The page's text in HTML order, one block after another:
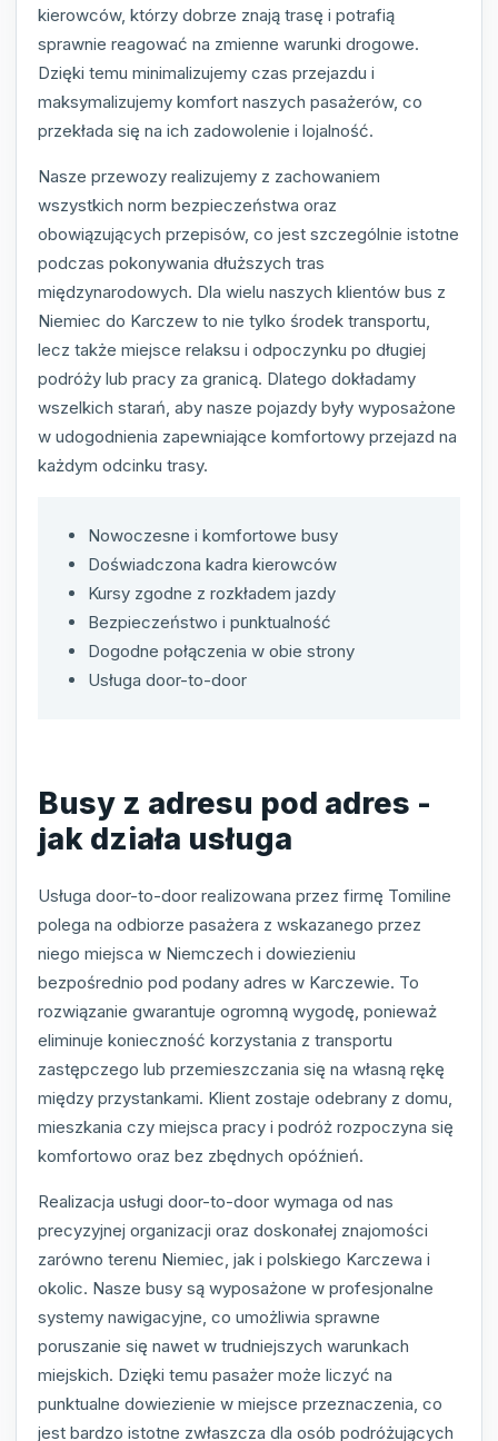
kierowców, którzy dobrze znają trasę i potrafią
sprawnie reagować na zmienne warunki drogowe.
Dzięki temu minimalizujemy czas przejazdu i
maksymalizujemy komfort naszych pasażerów, co
przekłada się na ich zadowolenie i lojalność.
Nasze przewozy realizujemy z zachowaniem
wszystkich norm bezpieczeństwa oraz
obowiązujących przepisów, co jest szczególnie istotne
podczas pokonywania dłuższych tras
międzynarodowych. Dla wielu naszych klientów bus z
Niemiec do Karczew to nie tylko środek transportu,
lecz także miejsce relaksu i odpoczynku po długiej
podróży lub pracy za granicą. Dlatego dokładamy
wszelkich starań, aby nasze pojazdy były wyposażone
w udogodnienia zapewniające komfortowy przejazd na
każdym odcinku trasy.
Nowoczesne i komfortowe busy
Doświadczona kadra kierowców
Kursy zgodne z rozkładem jazdy
Bezpieczeństwo i punktualność
Dogodne połączenia w obie strony
Usługa door-to-door
Busy z adresu pod adres -
jak działa usługa
Usługa door-to-door realizowana przez firmę Tomiline
polega na odbiorze pasażera z wskazanego przez
niego miejsca w Niemczech i dowiezieniu
bezpośrednio pod podany adres w Karczewie. To
rozwiązanie gwarantuje ogromną wygodę, ponieważ
eliminuje konieczność korzystania z transportu
zastępczego lub przemieszczania się na własną rękę
między przystankami. Klient zostaje odebrany z domu,
mieszkania czy miejsca pracy i podróż rozpoczyna się
komfortowo oraz bez zbędnych opóźnień.
Realizacja usługi door-to-door wymaga od nas
precyzyjnej organizacji oraz doskonałej znajomości
zarówno terenu Niemiec, jak i polskiego Karczewa i
okolic. Nasze busy są wyposażone w profesjonalne
systemy nawigacyjne, co umożliwia sprawne
poruszanie się nawet w trudniejszych warunkach
miejskich. Dzięki temu pasażer może liczyć na
punktualne dowiezienie w miejsce przeznaczenia, co
jest bardzo istotne zwłaszcza dla osób podróżujących